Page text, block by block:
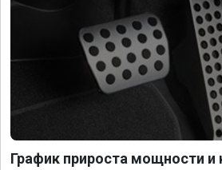
График прироста мощности и